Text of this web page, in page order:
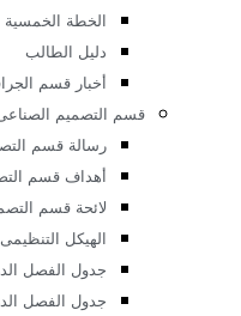
رسالة برنامج الجرافيك
أهداف قسم الجرافيك
لائحة قسم الجرافيك
الهيكل التنظيمى للقسم
جدول الفصل الدراسى
جدول الفصل الدراسى
جدول امتحانات مواد
جدول الامتحانات